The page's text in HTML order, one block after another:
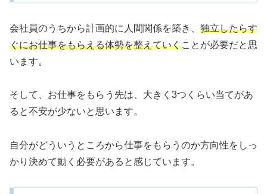
会社員のうちから計画的に人間関係を築き、 独立したらす
ぐにお仕事をもらえる体勢を整えていくことが必要だと思
います。
そして、お仕事をもらう先は、大きく3つくらい当てがあ
ると不安が少ないと思います。
自分がどういうところから仕事をもらうのか方向性をしっ
かり決めて動く必要があると感じています。